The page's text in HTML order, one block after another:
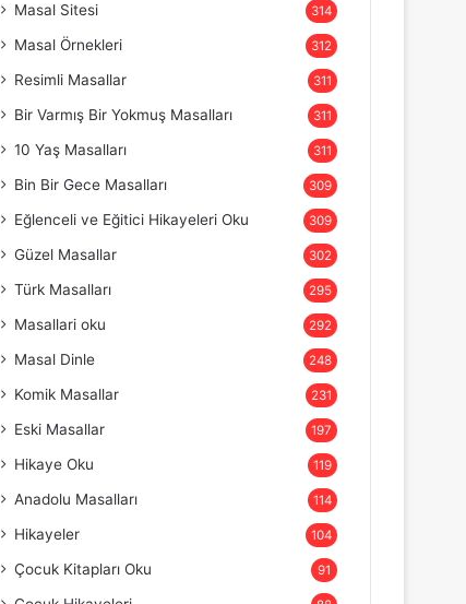
Masal Sitesi 314
Masal Örnekleri 312
Resimli Masallar 311
Bir Varmış Bir Yokmuş Masalları 311
10 Yaş Masalları 311
Bin Bir Gece Masalları 309
Eğlenceli ve Eğitici Hikayeleri Oku 309
Güzel Masallar 302
Türk Masalları 295
Masallari oku 292
Masal Dinle 248
Komik Masallar 231
Eski Masallar 197
Hikaye Oku 119
Anadolu Masalları 114
Hikayeler 104
Çocuk Kitapları Oku 91